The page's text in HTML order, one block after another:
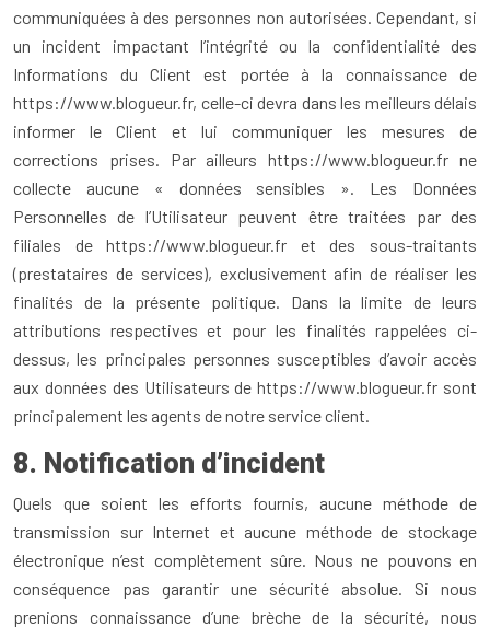
communiquées à des personnes non autorisées. Cependant, si
un incident impactant l’intégrité ou la confidentialité des
Informations du Client est portée à la connaissance de
https://www.blogueur.fr, celle-ci devra dans les meilleurs délais
informer le Client et lui communiquer les mesures de
corrections prises. Par ailleurs https://www.blogueur.fr ne
collecte aucune « données sensibles ». Les Données
Personnelles de l’Utilisateur peuvent être traitées par des
filiales de https://www.blogueur.fr et des sous-traitants
(prestataires de services), exclusivement afin de réaliser les
finalités de la présente politique. Dans la limite de leurs
attributions respectives et pour les finalités rappelées ci-
dessus, les principales personnes susceptibles d’avoir accès
aux données des Utilisateurs de https://www.blogueur.fr sont
principalement les agents de notre service client.
8. Notification d’incident
Quels que soient les efforts fournis, aucune méthode de
transmission sur Internet et aucune méthode de stockage
électronique n’est complètement sûre. Nous ne pouvons en
conséquence pas garantir une sécurité absolue. Si nous
prenions connaissance d’une brèche de la sécurité, nous